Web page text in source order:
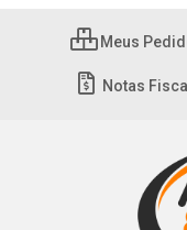
Meus
Notas